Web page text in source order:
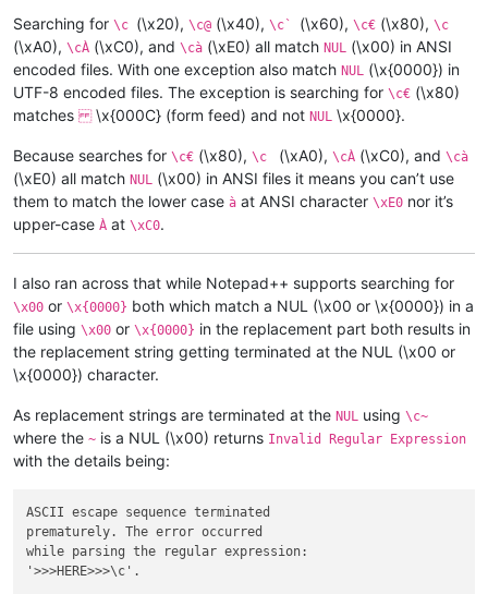
Searching for \c (\x20), \c@ (\x40), \c` (\x60), \c€ (\x80), \c
(\xA0), \cÀ (\xC0), and \cà (\xE0) all match NUL
(\x00) in ANSI
encoded files. With one exception also match NUL
(\x{0000}) in
UTF-8 encoded files. The exception is searching for \c€ (\x80)
matches
\x{000C} (form feed) and not NUL \x{0000}.
Because searches for \c€ (\x80), \c (\xA0), \cÀ (\xC0), and \cà
(\xE0) all match NUL
(\x00) in ANSI files it means you can’t use
them to match the lower case à at ANSI character \xE0 nor it’s
upper-case À at \xC0.
I also ran across that while Notepad++ supports searching for
\x00 or \x{0000} both which match a NUL (\x00 or \x{0000}) in a
file using \x00 or \x{0000} in the replacement part both results in
the replacement string getting terminated at the NUL (\x00 or
\x{0000}) character.
As replacement strings are terminated at the NUL using \c~
where the ~ is a NUL (\x00) returns Invalid Regular Expression
with the details being:
ASCII escape sequence terminated
prematurely. The error occurred
while parsing the regular expression: